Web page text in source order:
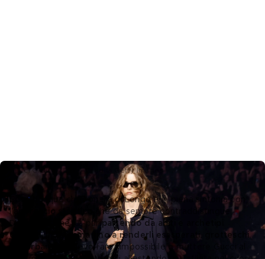
Gucci Cruise 2027 – Credits Getty Images
Ecco dunque che l’opera di Longo è in piena sintonia con
l’
approccio stilistico
che da sempre contraddistingue
Demna. Anche lui, pur partendo da abiti e archetipi
comuni, li deforma fino a renderli esasperati, grotteschi,
disturbanti
. “Volevo fare l'impossibile e mettere Gucci al